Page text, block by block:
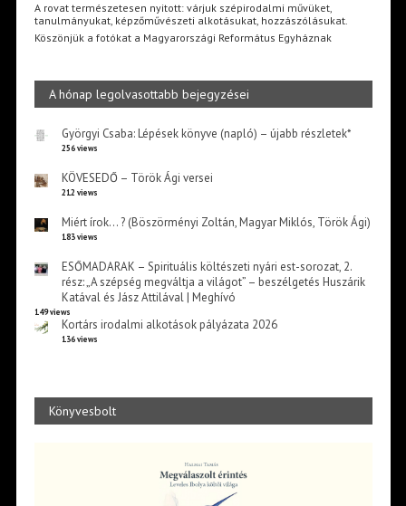
A rovat természetesen nyitott: várjuk szépirodalmi művüket,
tanulmányukat, képzőművészeti alkotásukat, hozzászólásukat.
Köszönjük a fotókat a Magyarországi Református Egyháznak
A hónap legolvasottabb bejegyzései
Györgyi Csaba: Lépések könyve (napló) – újabb részletek*
256 views
KÖVESEDŐ – Török Ági versei
212 views
Miért írok… ? (Böszörményi Zoltán, Magyar Miklós, Török Ági)
183 views
ESŐMADARAK – Spirituális költészeti nyári est-sorozat, 2.
rész: „A szépség megváltja a világot” – beszélgetés Huszárik
Katával és Jász Attilával | Meghívó
149 views
Kortárs irodalmi alkotások pályázata 2026
136 views
Könyvesbolt